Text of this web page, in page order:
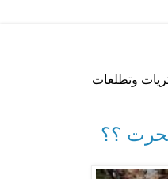
وتطلعات
؟؟